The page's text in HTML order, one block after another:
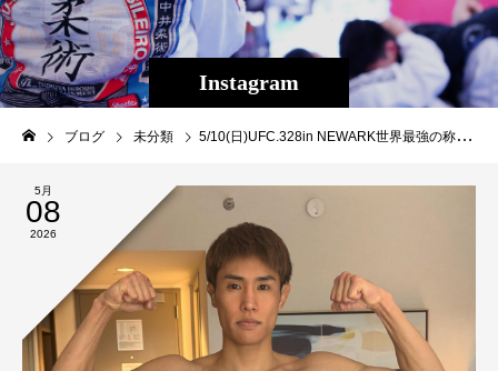
Instagram
ブログ 未分類 5/10(日)UFC.328in NEWARK世界最強の称号UFCタイトルショットへ、平良達郎（THE BLACKBELT JAPAN）Title Shot: Weight Pass!!!!!#平良達郎#UFC#日本#沖縄
5月
08
2026